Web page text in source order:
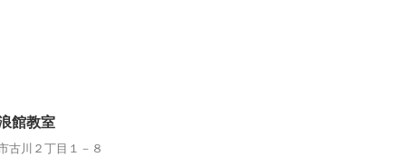
館教室
古川２丁目１－８